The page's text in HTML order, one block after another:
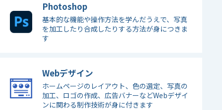
Photoshop
基本的な機能や操作方法を学んだうえで、写真
を加工したり合成したりする方法が身につきま
す
Webデザイン
ホームページのレイアウト、色の選定、写真の
加工、ロゴの作成、広告バナーなどWebデザイ
ンに関わる制作技術が身に付きます